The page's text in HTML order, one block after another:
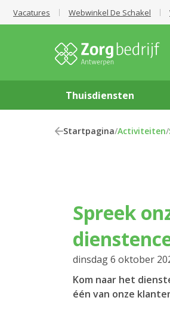
Vacatures Webwinkel De Schakel
Thuisdiensten
Startpagina/Activiteiten/
Spreek onze klantendienst in het
dinsdag 6 oktober
Kom naar het
één van onze